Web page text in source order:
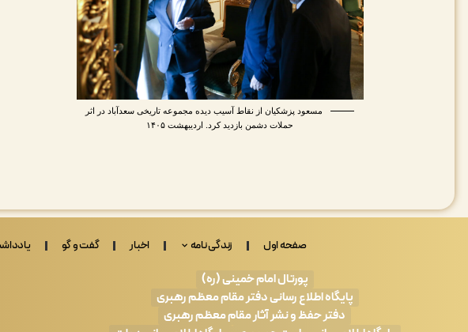
مسعود پزشکیان از نقاط آسیب دیده مجموعه تاریخی سعدآباد در اثر
حملات دشمن بازدید کرد. اردیبهشت ۱۴۰۵
صفحه اول زندگی نامه اخبار گفت و گو
پورتال امام خمینی (ره)
پایگاه اطلاع رسانی دفتر مقام معظم رهبری
دفتر حفظ و نشر آثار مقام معظم رهبری